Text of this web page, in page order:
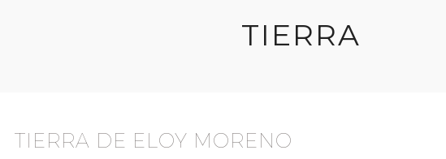
TIERRA
TIERRA DE ELOY MORENO